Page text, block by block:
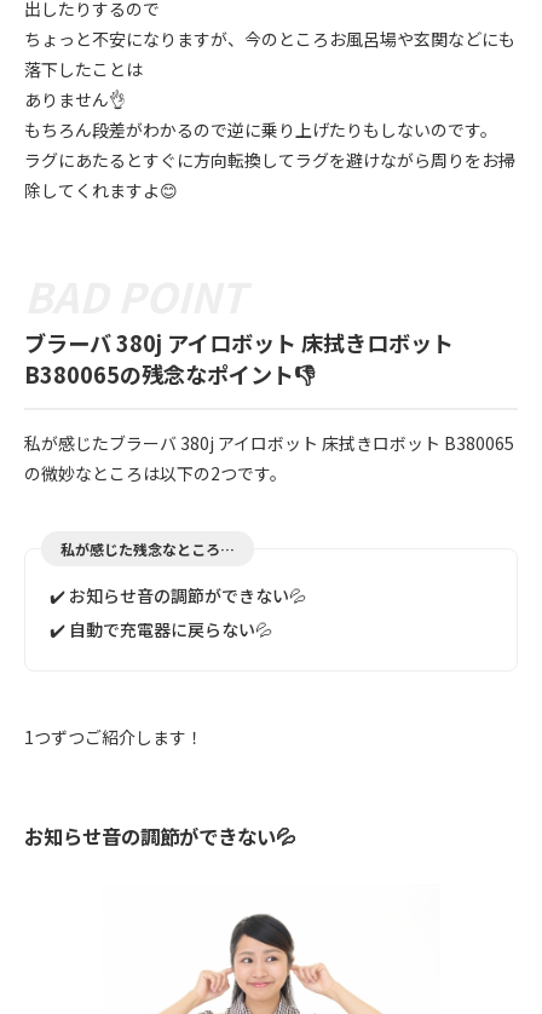
出したりするので
ちょっと不安になりますが、今のところお風呂場や玄関などにも
落下したことは
ありません👌
もちろん段差がわかるので逆に乗り上げたりもしないのです。
ラグにあたるとすぐに方向転換してラグを避けながら周りをお掃
除してくれますよ😊
ブラーバ 380j アイロボット 床拭きロボット
B380065の残念なポイント👎
私が感じたブラーバ 380j アイロボット 床拭きロボット B380065
の微妙なところは以下の2つです。
私が感じた残念なところ…
✔️ お知らせ音の調節ができない💦
✔️ 自動で充電器に戻らない💦
1つずつご紹介します！
お知らせ音の調節ができない💦